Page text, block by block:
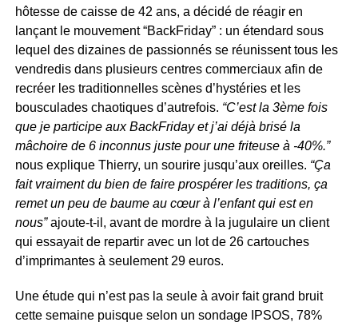
hôtesse de caisse de 42 ans, a décidé de réagir en
lançant le mouvement “BackFriday” : un étendard sous
lequel des dizaines de passionnés se réunissent tous les
vendredis dans plusieurs centres commerciaux afin de
recréer les traditionnelles scènes d’hystéries et les
bousculades chaotiques d’autrefois. “C’est la 3ème fois
que je participe aux BackFriday et j’ai déjà brisé la
mâchoire de 6 inconnus juste pour une friteuse à -40%.”
nous explique Thierry, un sourire jusqu’aux oreilles. “Ça
fait vraiment du bien de faire prospérer les traditions, ça
remet un peu de baume au cœur à l’enfant qui est en
nous”ajoute-t-il, avant de mordre à la jugulaire un client
qui essayait de repartir avec un lot de 26 cartouches
d’imprimantes à seulement 29 euros.
Une étude qui n’est pas la seule à avoir fait grand bruit
cette semaine puisque selon un sondage IPSOS, 78%